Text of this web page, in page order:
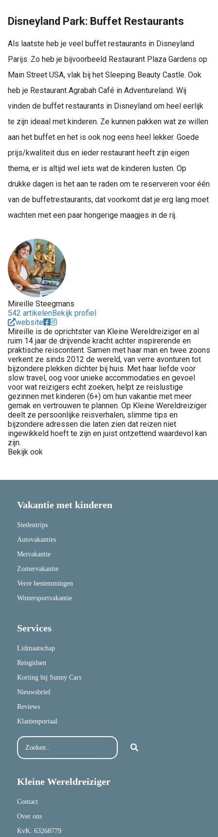
Disneyland Park: Buffet Restaurants
Als laatste heb je veel buffet restaurants in Disneyland
Parijs. Zo heb je bijvoorbeeld Restaurant Plaza Gardens op
Main Street USA, vlak bij het Sleeping Beauty Castle. Ook
heb je Restaurant Agrabah Café in Adventureland. Wij
vinden de buffet restaurants in Disneyland om heel eerlijk
te zijn ideaal met kinderen. Ze kunnen pakken wat ze willen
aan het buffet en het is ook nog eens heel lekker. Goede
prijs/kwaliteit dus en ieder restaurant heeft zijn eigen
thema, er is altijd wel iets wat de kinderen lusten. Op
drukke dagen is het aan te raden om te reserveren voor één
van de buffetrestaurants, dat voorkomt dat je erg lang moet
wachten met een paar hongerige maagjes in de rij.
Mireille Steegmans
542 artikelenBekijk profiel
website
Mireille is de oprichtster van Kleine Wereldreiziger en al
ruim 14 jaar de drijvende kracht achter inspirerende en
praktische reiscontent. Samen met haar man en twee zoons
verkent ze sinds 2012 de wereld, van verre avonturen tot
bijzondere plekken dichter bij huis. Met haar liefde voor
slow travel, oog voor unieke accommodaties en gevoel
voor wat reizigers echt zoeken, helpt ze reislustige
gezinnen met kinderen (6+) om hun vakantie met meer
gemak en vertrouwen te plannen. Op Kleine Wereldreiziger
deelt ze persoonlijke reisverhalen, slimme tips en
bijzondere adressen die laten zien dat reizen niet
ingewikkeld hoeft te zijn en juist ontzettend waardevol kan
zijn.
Bekijk ook
Vakantie met kinderen
Stedentrips
Autovakanties
Meivakantie
Zomervakantie
Verre bestemmingen
Wintersportvakantie
Services
Lidmaatschap
Reisgidsen
Korting bij Sunny Cars
Nieuwsbrief
Reviews
Klantenportaal
Kleine Wereldreiziger
Contact
Over ons
KvK: 63268779